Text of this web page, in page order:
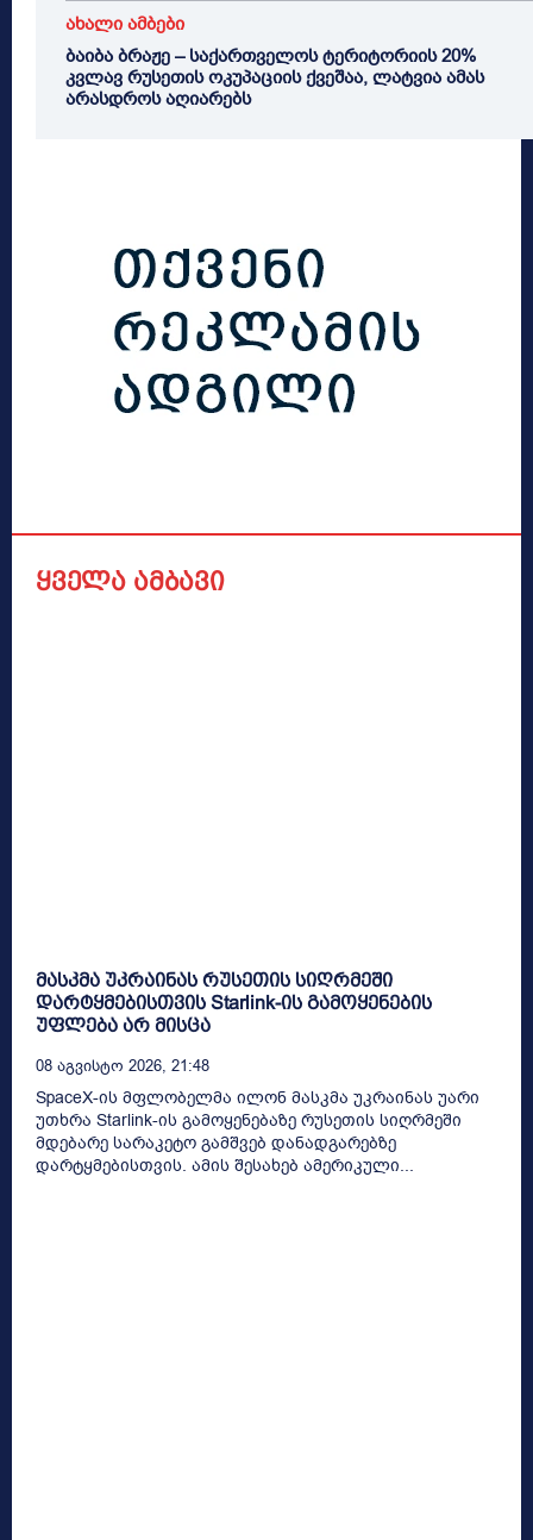
ახალი ამბები
ბაიბა ბრაჟე – საქართველოს ტერიტორიის 20%
კვლავ რუსეთის ოკუპაციის ქვეშაა, ლატვია ამას
არასდროს აღიარებს
ყველა ამბავი
მასკმა უკრაინას რუსეთის სიღრმეში
დარტყმებისთვის Starlink-ის გამოყენების
უფლება არ მისცა
08 Აგვისტო 2026, 21:48
SpaceX-ის მფლობელმა ილონ მასკმა უკრაინას უარი
უთხრა Starlink-ის გამოყენებაზე რუსეთის სიღრმეში
მდებარე სარაკეტო გამშვებ დანადგარებზე
დარტყმებისთვის. ამის შესახებ ამერიკული...